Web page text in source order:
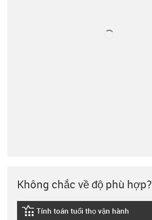
Không chắc về độ phù hợp?
igus-icon-lebensdauerrechner
Tính toán tuổi thọ vận hành